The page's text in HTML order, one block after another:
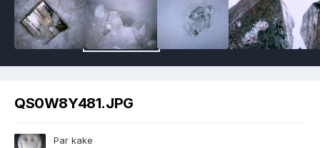
QS0W8Y481.JPG
Par kake